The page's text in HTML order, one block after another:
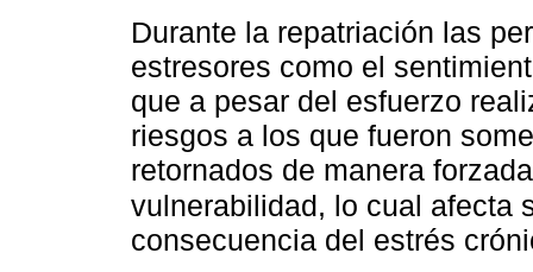
Durante la repatriación las
estresores como el
que a pesar del esfuerzo
riesgos a los que fueron
retornados de manera
vulnerabilidad, lo cual afecta
consecuencia del estrés